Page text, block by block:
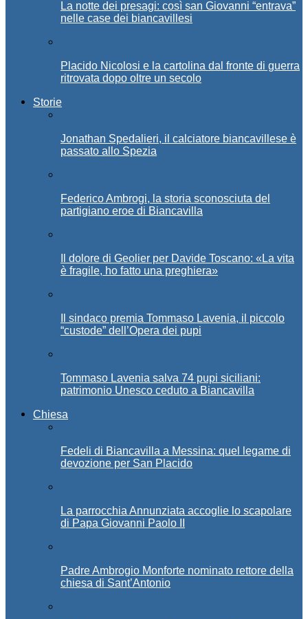
La notte dei presagi: così san Giovanni “entrava”
nelle case dei biancavillesi
Placido Nicolosi e la cartolina dal fronte di guerra
ritrovata dopo oltre un secolo
Storie
Jonathan Spedalieri, il calciatore biancavillese è
passato allo Spezia
Federico Ambrogi, la storia sconosciuta del
partigiano eroe di Biancavilla
Il dolore di Geolier per Davide Toscano: «La vita
è fragile, ho fatto una preghiera»
Il sindaco premia Tommaso Lavenia, il piccolo
“custode” dell’Opera dei pupi
Tommaso Lavenia salva 74 pupi siciliani:
patrimonio Unesco ceduto a Biancavilla
Chiesa
Fedeli di Biancavilla a Messina: quel legame di
devozione per San Placido
La parrocchia Annunziata accoglie lo scapolare
di Papa Giovanni Paolo II
Padre Ambrogio Monforte nominato rettore della
chiesa di Sant’Antonio